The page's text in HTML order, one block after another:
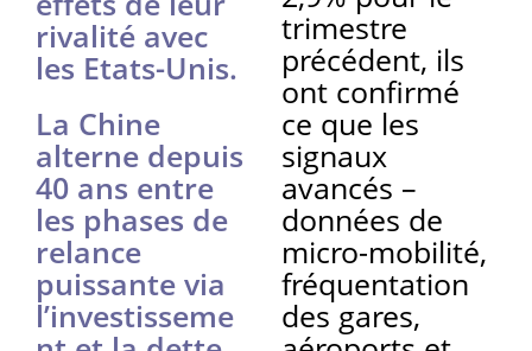
rivalité avec
les Etats-Unis.
La Chine
alterne depuis
40 ans entre
les phases de
relance
puissante via
l’investisseme
trimestre
précédent, ils
ont confirmé
ce que les
signaux
avancés –
données de
micro-mobilité,
fréquentation
des gares,